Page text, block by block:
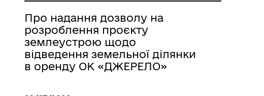
Про надання дозволу на
розроблення проєкту
землеустрою щодо
відведення земельної ділянки
в оренду ОК «ДЖЕРЕЛО»